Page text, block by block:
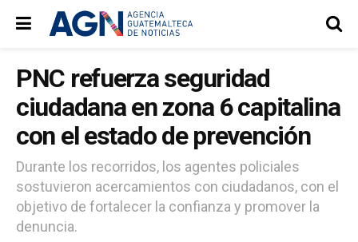
PNC refuerza seguridad
ciudadana en zona 6 capitalina
con el estado de prevención
Durante los recorridos, los agentes policiales
sostuvieron acercamientos con ciudadanos, con el
objetivo de fortalecer la confianza y promover la
denuncia.